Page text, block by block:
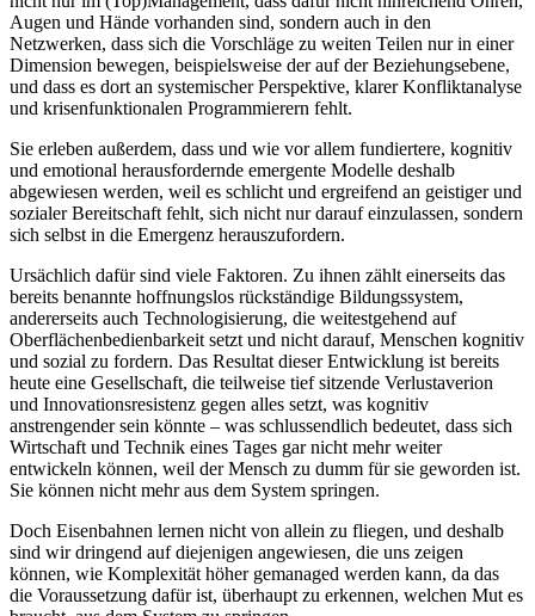
Augen und Hände vorhanden sind, sondern auch in den
Netzwerken, dass sich die Vorschläge zu weiten Teilen nur in einer
Dimension bewegen, beispielsweise der auf der Beziehungsebene,
und dass es dort an systemischer Perspektive, klarer Konfliktanalyse
und krisenfunktionalen Programmierern fehlt.
Sie erleben außerdem, dass und wie vor allem fundiertere, kognitiv
und emotional herausfordernde emergente Modelle deshalb
abgewiesen werden, weil es schlicht und ergreifend an geistiger und
sozialer Bereitschaft fehlt, sich nicht nur darauf einzulassen, sondern
sich selbst in die Emergenz herauszufordern.
Ursächlich dafür sind viele Faktoren. Zu ihnen zählt einerseits das
bereits benannte hoffnungslos rückständige Bildungssystem,
andererseits auch Technologisierung, die weitestgehend auf
Oberflächenbedienbarkeit setzt und nicht darauf, Menschen kognitiv
und sozial zu fordern. Das Resultat dieser Entwicklung ist bereits
heute eine Gesellschaft, die teilweise tief sitzende Verlustaverion
und Innovationsresistenz gegen alles setzt, was kognitiv
anstrengender sein könnte – was schlussendlich bedeutet, dass sich
Wirtschaft und Technik eines Tages gar nicht mehr weiter
entwickeln können, weil der Mensch zu dumm für sie geworden ist.
Sie können nicht mehr aus dem System springen.
Doch Eisenbahnen lernen nicht von allein zu fliegen, und deshalb
sind wir dringend auf diejenigen angewiesen, die uns zeigen
können, wie Komplexität höher gemanaged werden kann, da das
die Voraussetzung dafür ist, überhaupt zu erkennen, welchen Mut es